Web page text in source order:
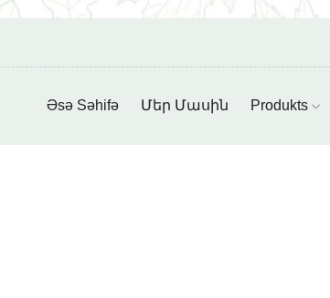
Əsə Səhifə Մեր Մասին Produkts